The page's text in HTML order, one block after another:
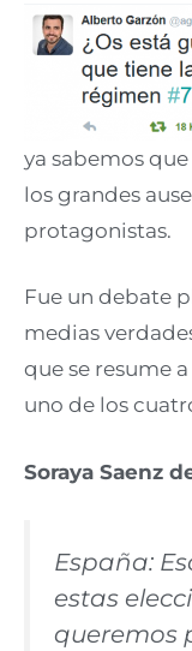
ya sabemos
los grandes
protagonistas.
Fue un debate
medias
que se resume
uno de los
Soraya Saenz
España:
estas
queremos